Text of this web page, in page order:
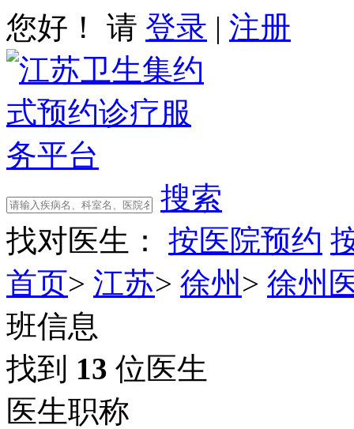
您好！ 请 登录 | 注册
搜索
找对医生：
按医院预约
首页> 江苏> 徐州 > 徐州
班信息
找到 13 位医生
医生职称